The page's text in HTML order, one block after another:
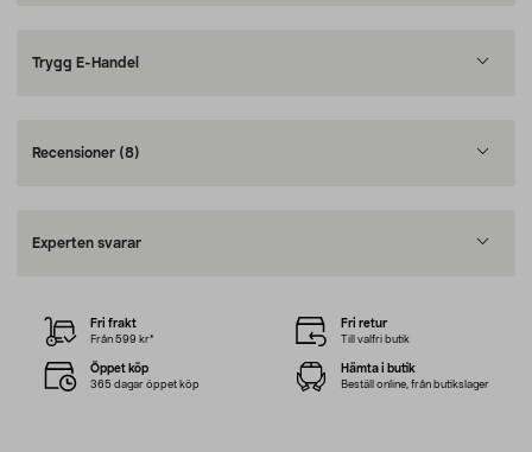
Trygg E-Handel
Recensioner (8)
Experten svarar
Fri frakt
Från 599 kr*
Fri retur
Till valfri butik
Öppet köp
365 dagar öppet köp
Hämta i butik
Beställ online, från butikslager